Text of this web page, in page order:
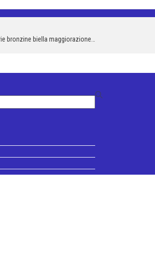
bronzine biella maggiorazione…